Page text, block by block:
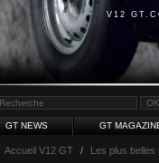
V12
GT NEWS GT
Accueil V12 GT / Les plus belles